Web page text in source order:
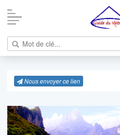
Nous envoyer ce lien